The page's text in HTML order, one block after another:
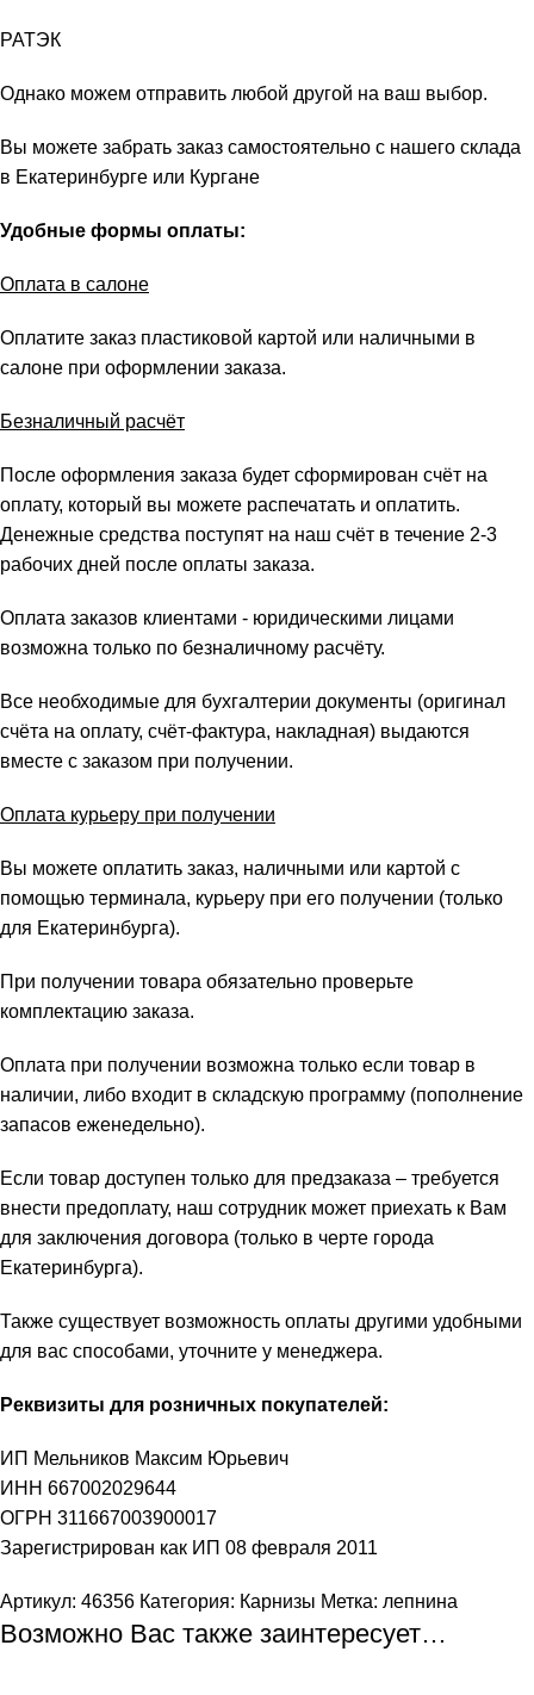
РАТЭК
Однако можем отправить любой другой на ваш выбор.
Вы можете забрать заказ самостоятельно с нашего склада
в Екатеринбурге или Кургане
Удобные формы оплаты:
Оплата в салоне
Оплатите заказ пластиковой картой или наличными в
салоне при оформлении заказа.
Безналичный расчёт
После оформления заказа будет сформирован счёт на
оплату, который вы можете распечатать и оплатить.
Денежные средства поступят на наш счёт в течение 2-3
рабочих дней после оплаты заказа.
Оплата заказов клиентами - юридическими лицами
возможна только по безналичному расчёту.
Все необходимые для бухгалтерии документы (оригинал
счёта на оплату, счёт-фактура, накладная) выдаются
вместе с заказом при получении.
Оплата курьеру при получении
Вы можете оплатить заказ, наличными или картой с
помощью терминала, курьеру при его получении (только
для Екатеринбурга).
При получении товара обязательно проверьте
комплектацию заказа.
Оплата при получении возможна только если товар в
наличии, либо входит в складскую программу (пополнение
запасов еженедельно).
Если товар доступен только для предзаказа – требуется
внести предоплату, наш сотрудник может приехать к Вам
для заключения договора (только в черте города
Екатеринбурга).
Также существует возможность оплаты другими удобными
для вас способами, уточните у менеджера.
Реквизиты для розничных покупателей:
ИП Мельников Максим Юрьевич
ИНН 667002029644
ОГРН 311667003900017
Зарегистрирован как ИП 08 февраля 2011
Артикул: 46356 Категория: Карнизы Метка: лепнина
Возможно Вас также заинтересует…